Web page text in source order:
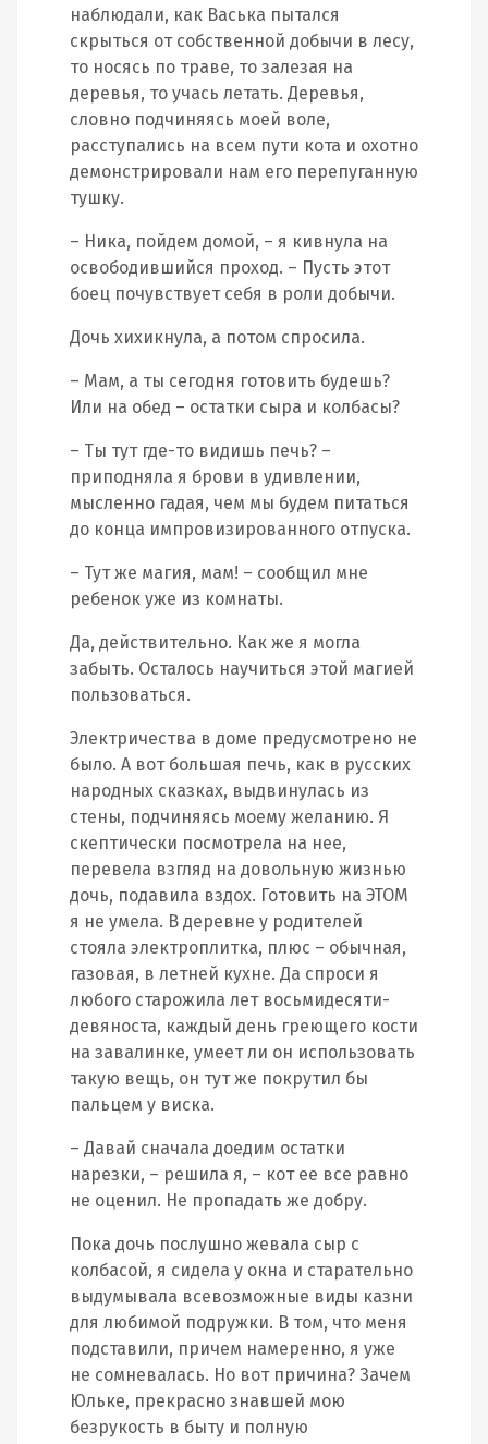
наблюдали, как Васька пытался
скрыться от собственной добычи в лесу,
то носясь по траве, то залезая на
деревья, то учась летать. Деревья,
словно подчиняясь моей воле,
расступались на всем пути кота и охотно
демонстрировали нам его перепуганную
тушку.
– Ника, пойдем домой, – я кивнула на
освободившийся проход. – Пусть этот
боец почувствует себя в роли добычи.
Дочь хихикнула, а потом спросила.
– Мам, а ты сегодня готовить будешь?
Или на обед – остатки сыра и колбасы?
– Ты тут где-то видишь печь? –
приподняла я брови в удивлении,
мысленно гадая, чем мы будем питаться
до конца импровизированного отпуска.
– Тут же магия, мам! – сообщил мне
ребенок уже из комнаты.
Да, действительно. Как же я могла
забыть. Осталось научиться этой магией
пользоваться.
Электричества в доме предусмотрено не
было. А вот большая печь, как в русских
народных сказках, выдвинулась из
стены, подчиняясь моему желанию. Я
скептически посмотрела на нее,
перевела взгляд на довольную жизнью
дочь, подавила вздох. Готовить на ЭТОМ
я не умела. В деревне у родителей
стояла электроплитка, плюс – обычная,
газовая, в летней кухне. Да спроси я
любого старожила лет восьмидесяти-
девяноста, каждый день греющего кости
на завалинке, умеет ли он использовать
такую вещь, он тут же покрутил бы
пальцем у виска.
– Давай сначала доедим остатки
нарезки, – решила я, – кот ее все равно
не оценил. Не пропадать же добру.
Пока дочь послушно жевала сыр с
колбасой, я сидела у окна и старательно
выдумывала всевозможные виды казни
для любимой подружки. В том, что меня
подставили, причем намеренно, я уже
не сомневалась. Но вот причина? Зачем
Юльке, прекрасно знавшей мою
безрукость в быту и полную